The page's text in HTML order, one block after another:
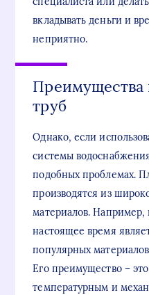
вкладывать деньги и
неприятно.
Преимущества
труб
Однако, если
системы
подобных проблемах.
производятся из
материалов.
настоящее время
популярных
Его преимущество –
температурным и